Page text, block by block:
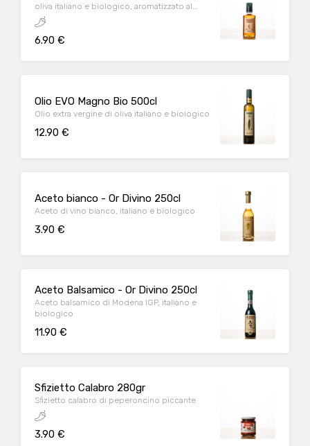
oliva italiano e biologico, aromatizzato al
peperoncino
6.90 €
Olio EVO Magno Bio 500cl
Olio extra vergine di oliva italiano e biologico
12.90 €
Aceto bianco - Or Divino 250cl
Aceto di vino bianco, italiano e biologico
3.90 €
Aceto Balsamico - Or Divino 250cl
Aceto balsamico di Modena IGP, italiano e
biologico
11.90 €
Sfizietto Calabro 280gr
Sfizietto calabro di peperoncino piccante
3.90 €